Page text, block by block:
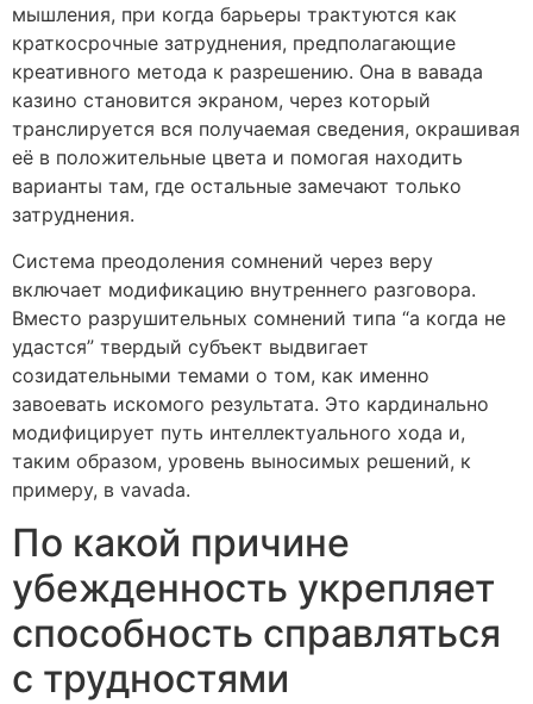
мышления, при когда барьеры трактуются как
краткосрочные затруднения, предполагающие
креативного метода к разрешению. Она в вавада
казино становится экраном, через который
транслируется вся получаемая сведения, окрашивая
её в положительные цвета и помогая находить
варианты там, где остальные замечают только
затруднения.
Система преодоления сомнений через веру
включает модификацию внутреннего разговора.
Вместо разрушительных сомнений типа “а когда не
удастся” твердый субъект выдвигает
созидательными темами о том, как именно
завоевать искомого результата. Это кардинально
модифицирует путь интеллектуального хода и,
таким образом, уровень выносимых решений, к
примеру, в vavada.
По какой причине
убежденность укрепляет
способность справляться
с трудностями